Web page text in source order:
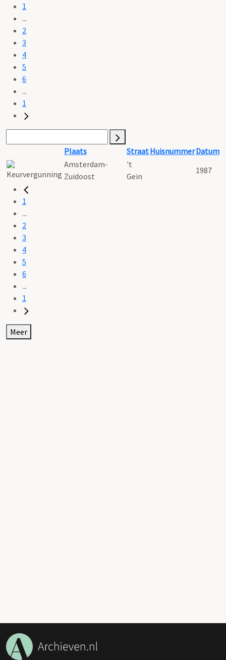
1
...
2
3
4
5
6
...
1
Plaats StraatHuisnummerDatum
Amsterdam-
Zuidoost
't
Gein
1987
1
...
2
3
4
5
6
...
1
Meer